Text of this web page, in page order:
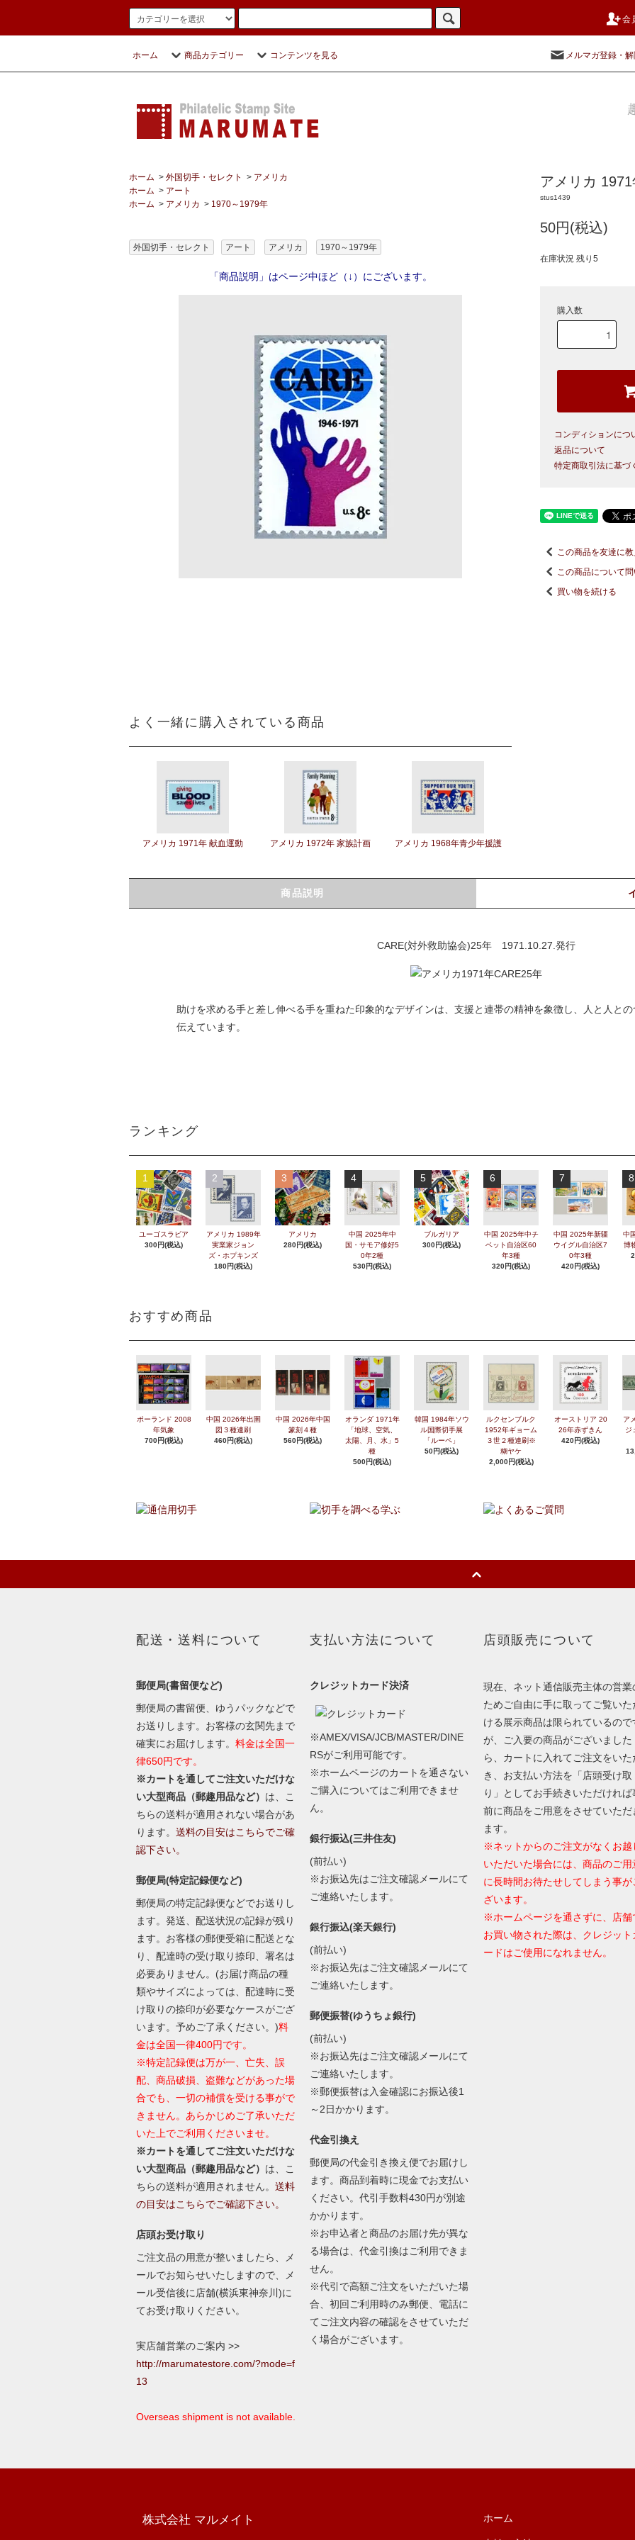
会
ホーム 商品カテゴリー コンテンツを見る メルマガ登録・
ホーム > 外国切手・セレクト > アメリカ
ホーム > アート
ホーム > アメリカ > 1970～1979年
外国切手・セレクト アート アメリカ 1970～1979年
「商品説明」はページ中ほど（↓）にございます。
よく一緒に購入されている商品
アメリカ 1971年 献血運動 アメリカ 1972年 家族計画 アメリカ 1968年青少年援護
アメリカ
stus1439
50円(税込)
在庫状況 残り5
購入数
コンディションにつ
返品について
特定商取引法に基づ
この商品を友達に
この商品について
買い物を続ける
商品説明
CARE(対外救助協会)25年 1971.10.27.発行
助けを求める手と差し伸べる手を重ねた印象的なデザインは、支援と連帯の精神を象徴し、人と人と
伝えています。
ランキング
1
ユーゴスラビア
300円(税込)
2
アメリカ 1989年
実業家ジョン
ズ・ホプキンズ
180円(税込)
3
アメリカ
280円(税込)
4
中国 2025年中
国・サモア修好5
0年2種
530円(税込)
5
ブルガリア
300円(税込)
6
中国 2025年中チ
ベット自治区60
年3種
320円(税込)
7
中国 2025年新疆
ウイグル自治区7
0年3種
420円(税込)
8
中
博
おすすめ商品
ポーランド 2008
年気象
700円(税込)
中国 2026年出圉
図３種連刷
460円(税込)
中国 2026年中国
篆刻４種
560円(税込)
オランダ 1971年
「地球、空気、
太陽、月、水」5
種
500円(税込)
韓国 1984年ソウ
ル国際切手展
「ルーペ」
50円(税込)
ルクセンブルク
1952年ギョーム
３世２種連刷※
糊ヤケ
2,000円(税込)
オーストリア 20
26年赤ずきん
420円(税込)
ア
ジ
配送・送料について
郵便局(書留便など)
郵便局の書留便、ゆうパックなどで
お送りします。お客様の玄関先まで
確実にお届けします。 料金は全国一
律650円です。
※カートを通してご注文いただけな
い大型商品（郵趣用品など） は、こ
ちらの送料が適用されない場合があ
ります。 送料の目安はこちらでご確
認下さい。
郵便局(特定記録便など)
郵便局の特定記録便などでお送りし
ます。発送、配送状況の記録が残り
ます。お客様の郵便受箱に配送とな
り、配達時の受け取り捺印、署名は
必要ありません。(お届け商品の種
類やサイズによっては、配達時に受
け取りの捺印が必要なケースがござ
います。予めご了承ください。)料
金は全国一律400円です。
※特定記録便は万が一、亡失、誤
配、商品破損、盗難などがあった場
合でも、一切の補償を受ける事がで
きません。あらかじめご了承いただ
いた上でご利用くださいませ。
※カートを通してご注文いただけな
い大型商品（郵趣用品など） は、こ
ちらの送料が適用されません。 送料
の目安はこちらでご確認下さい。
店頭お受け取り
ご注文品の用意が整いましたら、メ
ールでお知らせいたしますので、メ
ール受信後に店舗(横浜東神奈川)に
てお受け取りください。
実店舗営業のご案内 >>
http://marumatestore.com/?mode=f
13
Overseas shipment is not available.
支払い方法について
クレジットカード決済
※AMEX/VISA/JCB/MASTER/DINE
RSがご利用可能です。
※ホームページのカートを通さない
ご購入についてはご利用できませ
ん。
銀行振込(三井住友)
(前払い)
※お振込先はご注文確認メールにて
ご連絡いたします。
銀行振込(楽天銀行)
(前払い)
※お振込先はご注文確認メールにて
ご連絡いたします。
郵便振替(ゆうちょ銀行)
(前払い)
※お振込先はご注文確認メールにて
ご連絡いたします。
※郵便振替は入金確認にお振込後1
～2日かかります。
代金引換え
郵便局の代金引き換え便でお届けし
ます。商品到着時に現金でお支払い
ください。代引手数料430円が別途
かかります。
※お申込者と商品のお届け先が異な
る場合は、代金引換はご利用できま
せん。
※代引で高額ご注文をいただいた場
合、初回ご利用時のみ郵便、電話に
てご注文内容の確認をさせていただ
く場合がございます。
店頭販売について
現在、ネット通信販売主体の営業
ためご自由に手に取ってご覧いた
ける展示商品は限られているので
が、ご入要の商品がございました
ら、カートに入れてご注文をいた
き、お支払い方法を「店頭受け取
り」としてお手続きいただければ
前に商品をご用意をさせていただ
ます。
※ネットからのご注文がなくお越
いただいた場合には、商品のご用
に長時間お待たせしてしまう事が
ざいます。
※ホームページを通さずに、店舗
お買い物された際は、クレジット
ードはご使用になれません。
株式会社 マルメイト ホーム